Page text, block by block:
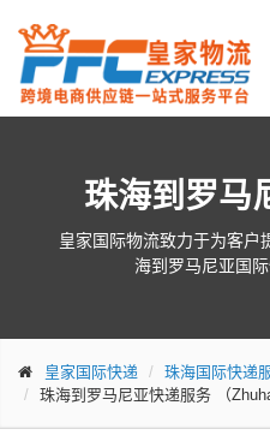
珠海到罗马
皇家国际物流致力于为客户
海到罗马尼亚国
皇家国际快递
珠海国际快递
珠海到罗马尼亚快递服务 （